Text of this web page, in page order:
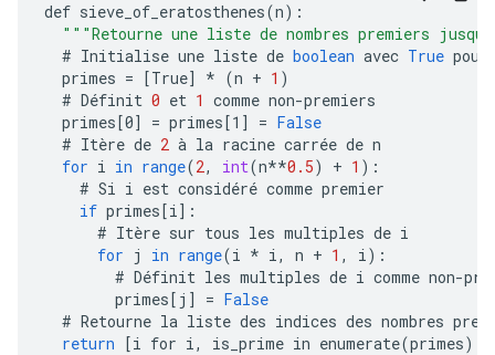
def sieve_of_eratosthenes(n) :
"""Retourne une liste de nombres premiers
# Initialise une liste de boolean avec True pour
primes = [True] * (n + 1 )
# Définit 0 et 1 comme non-premiers
primes[0] = primes[1 ] = False
# Itère de 2 à la racine carrée de n
for i in range(2, int(n**0.5) + 1 ) :
# Si i est considéré comme premier
if primes[i] :
# Itère sur tous les multiples de i
for j in range(i * i, n + 1 , i) :
# Définit les multiples de i comme non-
primes[ j ] = False
# Retourne la liste des indices des nombres
return [i for i, is_prime in enumerate(primes)